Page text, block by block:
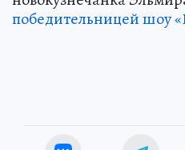
победительницей шоу